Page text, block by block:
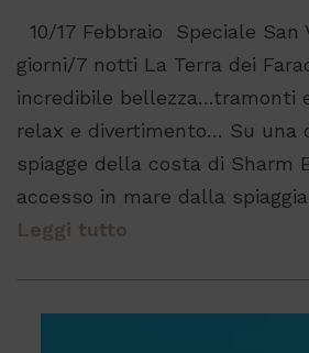
10/17 Febbraio Speciale San
giorni/7 notti La Terra dei
incredibile bellezza…tramonti
relax e divertimento… Su una
spiagge della costa di Sharm
accesso in mare dalla
Leggi tutto